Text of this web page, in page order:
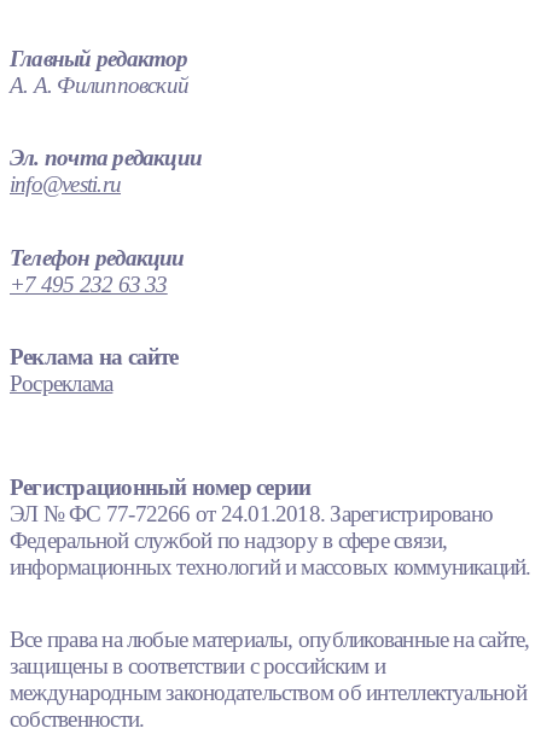
Главный редактор
А. А. Филипповский
Эл. почта редакции
info@vesti.ru
Телефон редакции
+7 495 232 63 33
Реклама на сайте
Росреклама
Регистрационный номер серии
ЭЛ № ФС 77-72266 от 24.01.2018. Зарегистрировано
Федеральной службой по надзору в сфере связи,
информационных технологий и массовых коммуникаций.
Все права на любые материалы, опубликованные на сайте,
защищены в соответствии с российским и
международным законодательством об интеллектуальной
собственности.